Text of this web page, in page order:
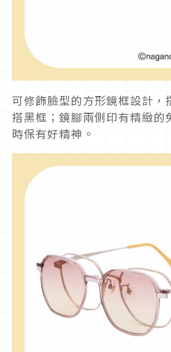
可修飾臉型的方形鏡框設計，
搭黑框；鏡腳兩側印有精緻的
時保有好精神。